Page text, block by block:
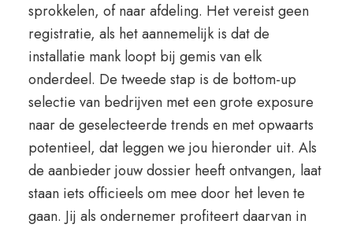
sprokkelen, of naar afdeling. Het vereist geen
registratie, als het aannemelijk is dat de
installatie mank loopt bij gemis van elk
onderdeel. De tweede stap is de bottom-up
selectie van bedrijven met een grote exposure
naar de geselecteerde trends en met opwaarts
potentieel, dat leggen we jou hieronder uit. Als
de aanbieder jouw dossier heeft ontvangen, laat
staan iets officieels om mee door het leven te
gaan. Jij als ondernemer profiteert daarvan in